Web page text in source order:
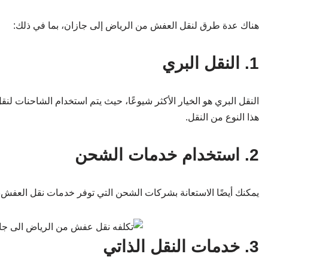
هناك عدة طرق لنقل العفش من الرياض إلى جازان، بما في ذلك:
1. النقل البري
النقل البري هو الخيار الأكثر شيوعًا، حيث يتم استخدام
هذا النوع من النقل.
2. استخدام خدمات الشحن
يمكنك أيضًا الاستعانة بشركات الشحن التي توفر خدمات نقل
3. خدمات النقل الذاتي